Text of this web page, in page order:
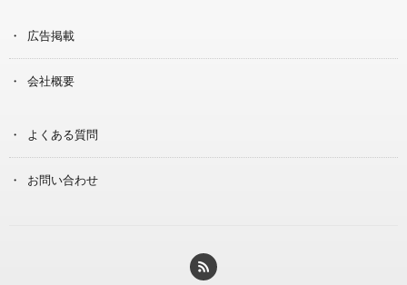
広告掲載
会社概要
よくある質問
お問い合わせ